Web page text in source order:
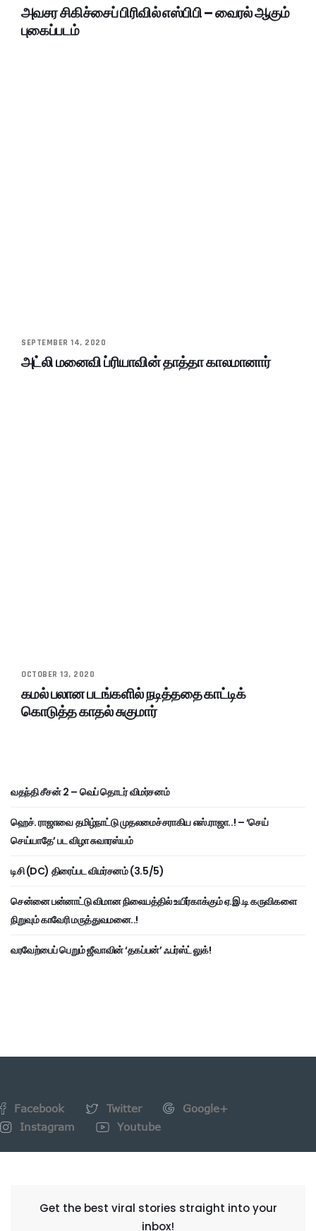
அவசர சிகிச்சைப் பிரிவில் எஸ்பிபி – வைரல் ஆகும்
புகைப்படம்
SEPTEMBER 14, 2020
அட்லி மனைவி ப்ரியாவின் தாத்தா காலமானார்
OCTOBER 13, 2020
கமல் பலான படங்களில் நடித்ததை காட்டிக்
கொடுத்த காதல் சுகுமார்
வதந்தி சீசன் 2 – வெப் தொடர் விமர்சனம்
ஹெச். ராஜாவை தமிழ்நாட்டு முதலமைச்சராகிய எஸ்.ராஜா..! – ‘செய்
செய்யாதே’ பட விழா சுவாரஸ்யம்
டிசி (DC) திரைப்பட விமர்சனம் (3.5/5)
சென்னை பன்னாட்டு விமான நிலையத்தில் உயிர்காக்கும் ஏ.இ.டி கருவிகளை
நிறுவும் காவேரி மருத்துவமனை..!
வரவேற்பைப் பெறும் ஜீவாவின் ‘தகப்பன்’ ஃபர்ஸ்ட் லுக்!
Facebook Twitter
Google+
Instagram
Youtube
Get the best viral stories straight into your
inbox!